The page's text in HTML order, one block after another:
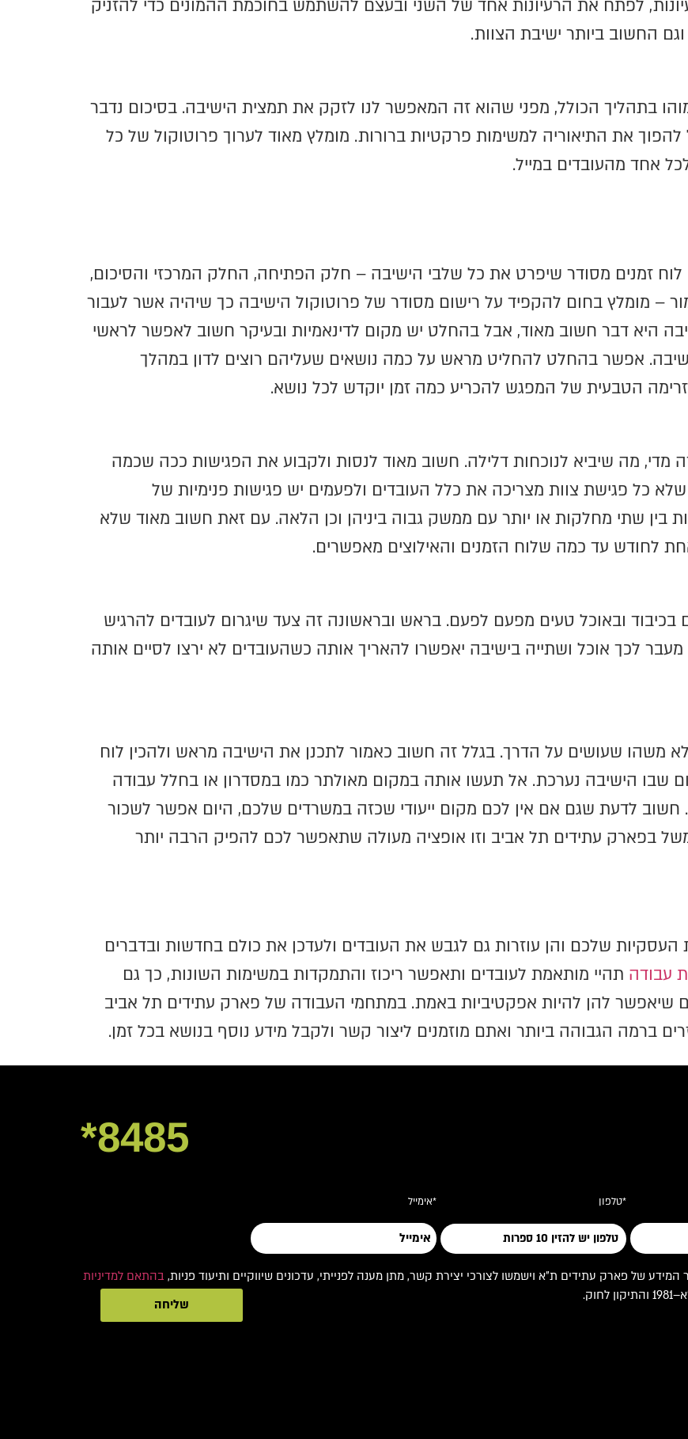
לפתח את הרעיונות אחד של השני ובעצם להשתמש בחוכמת ההמונים כדי להזניק
החשוב ביותר ישיבת הצוות.
בתהליך הכולל, מפני שהוא זה המאפשר לנו לזקק את תמצית הישיבה. בסיכום נדבר
את התיאוריה למשימות פרקטיות ברורות. מומלץ מאוד לערוך פרוטוקול של כל
אחד מהעובדים במייל.
לוח זמנים מסודר שיפרט את כל שלבי הישיבה – חלק הפתיחה, החלק המרכזי והסיכום,
– מומלץ בחום להקפיד על רישום מסודר של פרוטוקול הישיבה כך שיהיה אשר לעבור
היא דבר חשוב מאוד, אבל בהחלט יש מקום לדינאמיות ובעיקר חשוב לאפשר לראשי
אפשר בהחלט להחליט מראש על כמה נושאים שעליהם רוצים לדון במהלך
הטבעית של המפגש להכריע כמה זמן יוקדש לכל נושא.
מה שיביא לנוכחות דלילה. חשוב מאוד לנסות ולקבוע את הפגישות ככה שכמה
כל פגישת צוות מצריכה את כלל העובדים ולפעמים יש פגישות פנימיות של
בין שתי מחלקות או יותר עם ממשק גבוה ביניהן וכן הלאה. עם זאת חשוב מאוד שלא
לחודש עד כמה שלוח הזמנים והאילוצים מאפשרים.
בכיבוד ובאוכל טעים מפעם לפעם. בראש ובראשונה זה צעד שיגרום לעובדים להרגיש
לכך אוכל ושתייה בישיבה יאפשרו להאריך אותה כשהעובדים לא ירצו לסיים אותה
משהו שעושים על הדרך. בגלל זה חשוב כאמור לתכנן את הישיבה מראש ולהכין לוח
שבו הישיבה נערכת. אל תעשו אותה במקום מאולתר כמו במסדרון או בחלל עבודה
חשוב לדעת שגם אם אין לכם מקום ייעודי שכזה במשרדים שלכם, היום אפשר לשכור
בפארק עתידים תל אביב וזו אופציה מעולה שתאפשר לכם להפיק הרבה יותר
העסקיות שלכם והן עוזרות גם לגבש את העובדים ולעדכן את כולם בחדשות ובדברים
עבודה תהיי מותאמת לעובדים ותאפשר ריכוז והתמקדות במשימות השונות, כך גם
שיאפשר להן להיות אפקטיביות באמת. במתחמי העבודה של פארק עתידים תל אביב
ברמה הגבוהה ביותר ואתם מוזמנים ליצור קשר ולקבל מידע נוסף בנושא בכל זמן.
8485*
*טלפון *אימייל
של פארק עתידים ת"א וישמשו לצורכי יצירת קשר, מתן מענה לפנייתי, עדכונים שיווקיים ותיעוד פניות, בהתאם למדיניות
שליחה